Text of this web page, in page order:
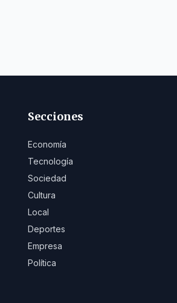
Secciones
Economía
Tecnología
Sociedad
Cultura
Local
Deportes
Empresa
Política